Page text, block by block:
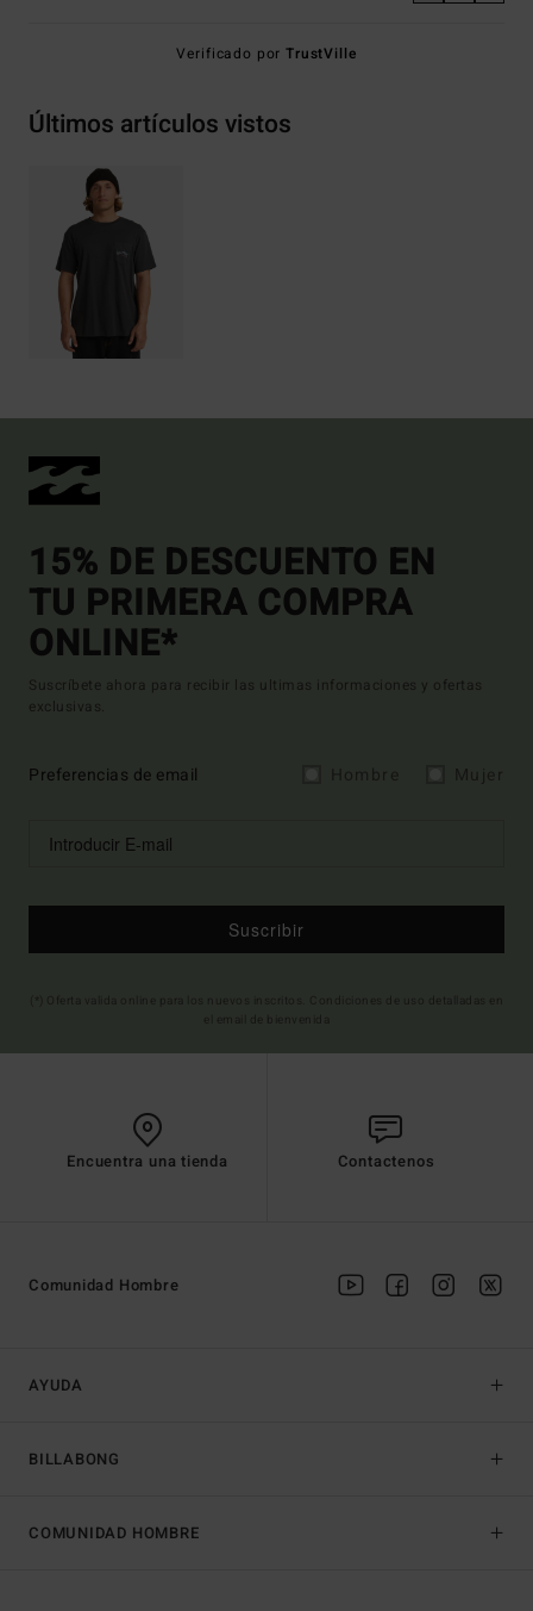
Verificado porTrustVille
Últimos artículos vistos
15% DE DESCUENTO EN
TU PRIMERA COMPRA
ONLINE*
Suscríbete ahora para recibir las ultimas informaciones y ofertas
exclusivas.
Preferencias de email
Suscribir
Encuentra una tienda Contactenos
AYUDA
BILLABONG
Comunidad Hombre
COMUNIDAD HOMBRE